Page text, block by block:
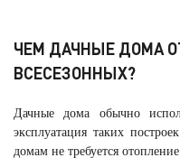
ЧЕМ ДАЧНЫЕ ДОМА
ВСЕСЕЗОННЫХ?
Дачные дома обычно
эксплуатация таких
домам не требуется